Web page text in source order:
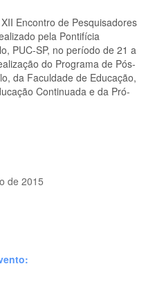
Encontro de Pesquisadores
pela Pontifícia
PUC-SP, no período de 21 a
do Programa de Pós-
da Faculdade de Educação,
Continuada e da Pró-
de 2015